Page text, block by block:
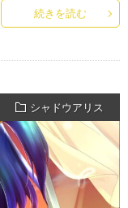
続きを読む
シャドウアリス